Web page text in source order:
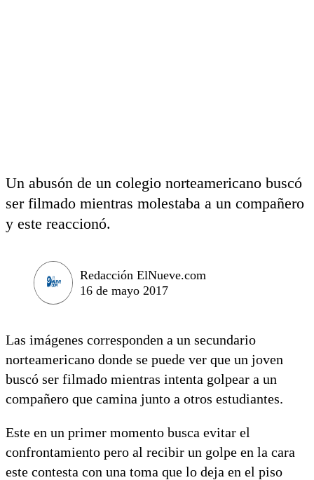
Un abusón de un colegio norteamericano buscó
ser filmado mientras molestaba a un compañero
y este reaccionó.
Redacción ElNueve.com
16 de mayo 2017
Las imágenes corresponden a un secundario
norteamericano donde se puede ver que un joven
buscó ser filmado mientras intenta golpear a un
compañero que camina junto a otros estudiantes.
Este en un primer momento busca evitar el
confrontamiento pero al recibir un golpe en la cara
este contesta con una toma que lo deja en el piso